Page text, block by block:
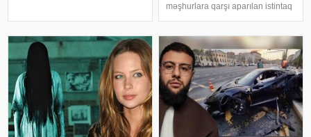
aləmindən tanınmış simala
məşhurlara qarşı aparılan istintaq
götürülmüş bioloji nümunələr
üzərində aparılan toksikoloji
analizləri